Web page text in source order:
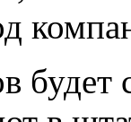
будет